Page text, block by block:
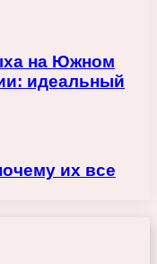
на Южном
идеальный
их все